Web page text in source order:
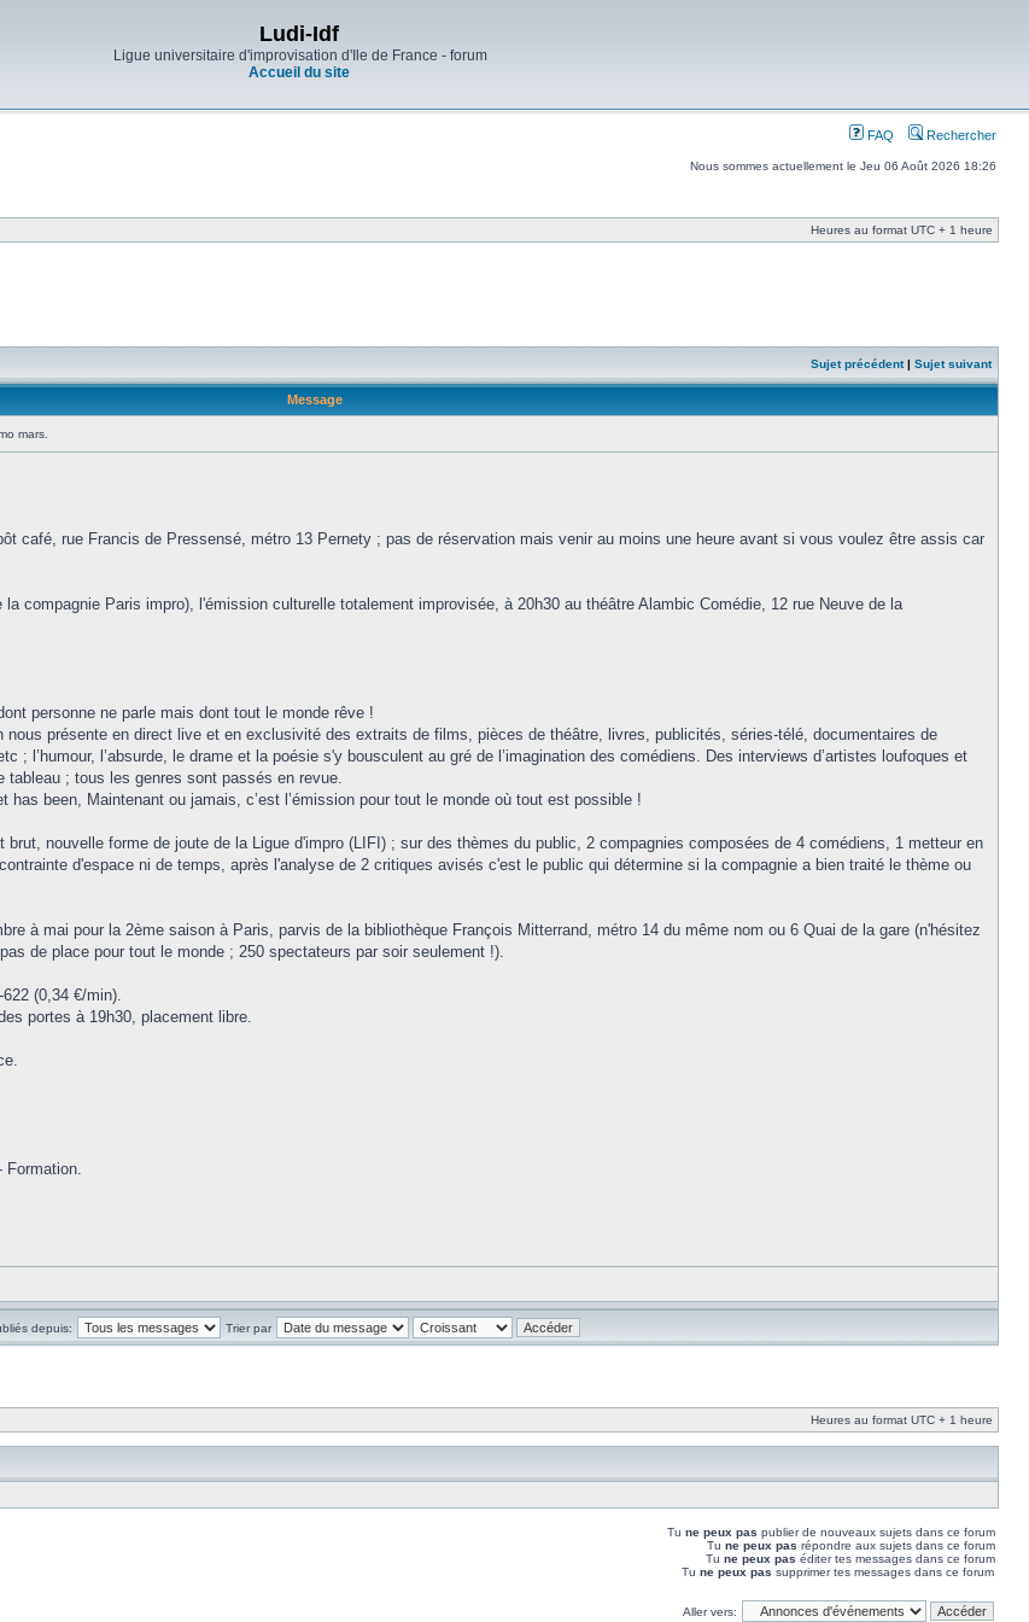
Ludi-Idf
Ligue universitaire d'improvisation d'Ile de France - forum
Accueil du site
FAQ Rechercher
Nous sommes actuellement le Jeu 06 Août 2026 18:26
Heures au format UTC + 1 heure
Sujet précédent| Sujet suivant
Message
mars.
café, rue Francis de Pressensé, métro 13 Pernety ; pas de réservation mais venir au moins une heure avant si vous voulez être assis car
compagnie Paris impro), l'émission culturelle totalement improvisée, à 20h30 au théâtre Alambic Comédie, 12 rue Neuve de la
personne ne parle mais dont tout le monde rêve !
nous présente en direct live et en exclusivité des extraits de films, pièces de théâtre, livres, publicités, séries-télé, documentaires de
; l’humour, l’absurde, le drame et la poésie s'y bousculent au gré de l’imagination des comédiens. Des interviews d’artistes loufoques et
tableau ; tous les genres sont passés en revue.
been, Maintenant ou jamais, c’est l’émission pour tout le monde où tout est possible !
nouvelle forme de joute de la Ligue d'impro (LIFI) ; sur des thèmes du public, 2 compagnies composées de 4 comédiens, 1 metteur en
d'espace ni de temps, après l'analyse de 2 critiques avisés c'est le public qui détermine si la compagnie a bien traité le thème ou
à mai pour la 2ème saison à Paris, parvis de la bibliothèque François Mitterrand, métro 14 du même nom ou 6 Quai de la gare (n'hésitez
de place pour tout le monde ; 250 spectateurs par soir seulement !).
(0,34 €/min).
portes à 19h30, placement libre.
Formation.
depuis: Trier par
Heures au format UTC + 1 heure
Tu ne peux pas publier de nouveaux sujets dans ce forum
Tu ne peux pas répondre aux sujets dans ce forum
Tu ne peux pas éditer tes messages dans ce forum
Tu ne peux pas supprimer tes messages dans ce forum
Aller vers: